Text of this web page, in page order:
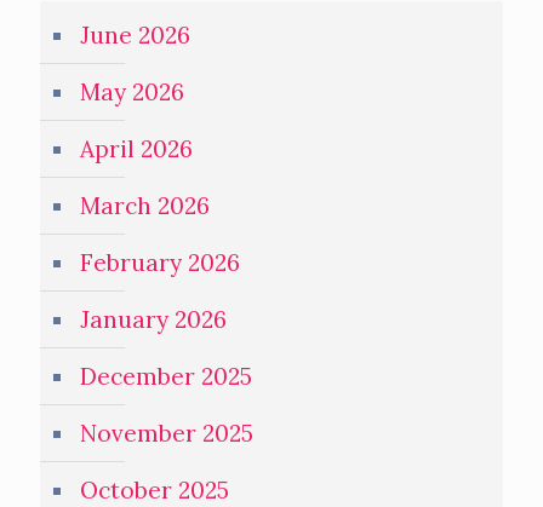
June 2026
May 2026
April 2026
March 2026
February 2026
January 2026
December 2025
November 2025
October 2025